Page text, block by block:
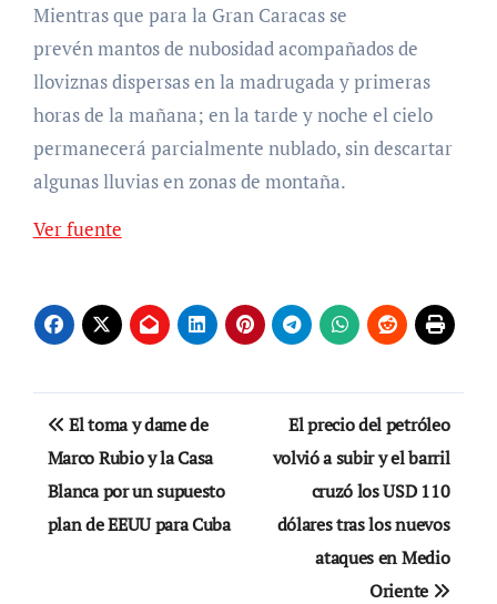
Mientras que para la Gran Caracas se
prevén mantos de nubosidad acompañados de
lloviznas dispersas en la madrugada y primeras
horas de la mañana; en la tarde y noche el cielo
permanecerá parcialmente nublado, sin descartar
algunas lluvias en zonas de montaña.
Ver fuente
Navegación
de
entradas
El toma y dame de
Marco Rubio y la Casa
Blanca por un supuesto
plan de EEUU para Cuba
El precio del petróleo
volvió a subir y el barril
cruzó los USD 110
dólares tras los nuevos
ataques en Medio
Oriente